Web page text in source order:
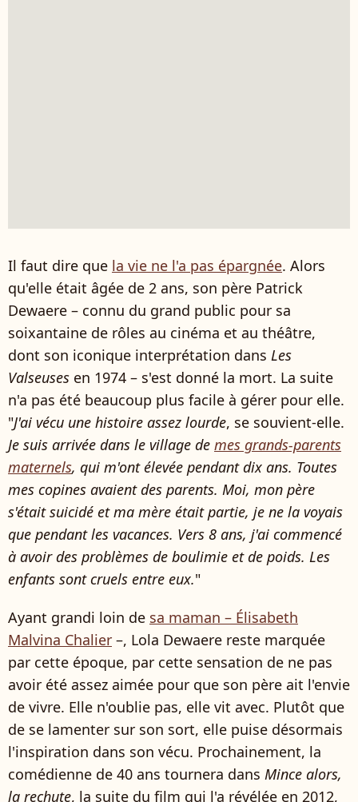
Il faut dire que la vie ne l'a pas épargnée. Alors
qu'elle était âgée de 2 ans, son père Patrick
Dewaere – connu du grand public pour sa
soixantaine de rôles au cinéma et au théâtre,
dont son iconique interprétation dans Les
Valseuses en 1974 – s'est donné la mort. La suite
n'a pas été beaucoup plus facile à gérer pour elle.
"J'ai vécu une histoire assez lourde, se souvient-elle.
Je suis arrivée dans le village de mes grands-parents
maternels, qui m'ont élevée pendant dix ans. Toutes
mes copines avaient des parents. Moi, mon père
s'était suicidé et ma mère était partie, je ne la voyais
que pendant les vacances. Vers 8 ans, j'ai commencé
à avoir des problèmes de boulimie et de poids. Les
enfants sont cruels entre eux."
Ayant grandi loin de sa maman – Élisabeth
Malvina Chalier –, Lola Dewaere reste marquée
par cette époque, par cette sensation de ne pas
avoir été assez aimée pour que son père ait l'envie
de vivre. Elle n'oublie pas, elle vit avec. Plutôt que
de se lamenter sur son sort, elle puise désormais
l'inspiration dans son vécu. Prochainement, la
comédienne de 40 ans tournera dans Mince alors,
la rechute, la suite du film qui l'a révélée en 2012,